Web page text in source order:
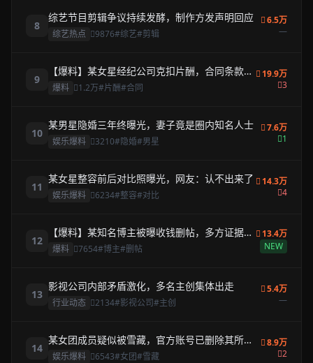
8
综艺节目剪辑争议持续发酵，制作方发声明回应
综艺热点 9876#综艺#剪辑
6.5万
—
9
【爆料】某女星经纪公司克扣片酬，合同条款曝
光
爆料 1.2万#片酬#合同
19.9万
3
10
某男星隐婚三年终曝光，妻子竟是圈内知名人士
娱乐爆料 3210#隐婚#男星
7.6万
1
11
某女星整容前后对比照曝光，网友：认不出来了
娱乐爆料 6234#整容#对比
14.3万
4
12
【爆料】某知名博主被曝收钱删帖，多方证据指
向同一人
爆料 7654#博主#删帖
13.4万
NEW
13
影视公司内部矛盾激化，多名主创集体出走
行业动态 2134#影视公司#主创
5.4万
—
14
某女团成员疑似被雪藏，官方账号已删除其所有
内容
娱乐爆料 6543#女团#雪藏
8.9万
2